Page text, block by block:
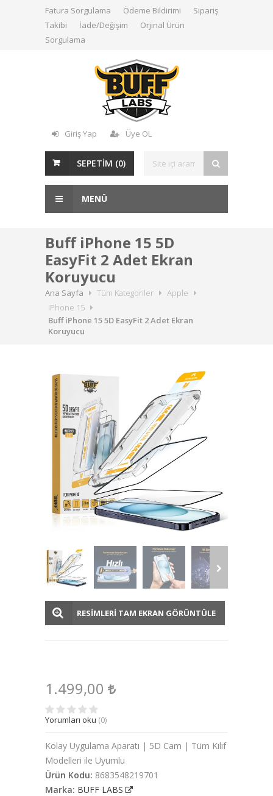
Fatura Sorgulama Ödeme Bildirimi
Sipariş
Takibi
İade/Değişim
Orjinal Ürün
Sorgulama
Giriş Yap Üye OL
SEPETİM (0)
MENÜ
Buff iPhone 15 5D
EasyFit 2 Adet Ekran
Koruyucu
Ana Sayfa Tüm Kategoriler
Apple
iPhone 15
Buff iPhone 15 5D EasyFit 2 Adet Ekran
Koruyucu
RESİMLERİ TAM EKRAN GÖRÜNTÜLE
1.499,00
Yorumları oku (0)
Kolay Uygulama Aparatı | 5D Cam | Tüm Kılıf
Modelleri ile Uyumlu
Ürün Kodu: 8683548219701
Marka: BUFF LABS